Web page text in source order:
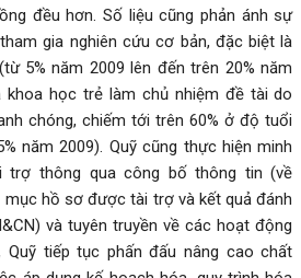
đều hơn. Số liệu cũng phản ánh sự
gia nghiên cứu cơ bản, đặc biệt là
5% năm 2009 lên đến trên 20% năm
khoa học trẻ làm chủ nhiệm đề tài do
chóng, chiếm tới trên 60% ở độ tuổi
năm 2009). Quỹ cũng thực hiện minh
trợ thông qua công bố thông tin (về
hồ sơ được tài trợ và kết quả đánh
và tuyên truyền về các hoạt động
Quỹ tiếp tục phấn đấu nâng cao chất